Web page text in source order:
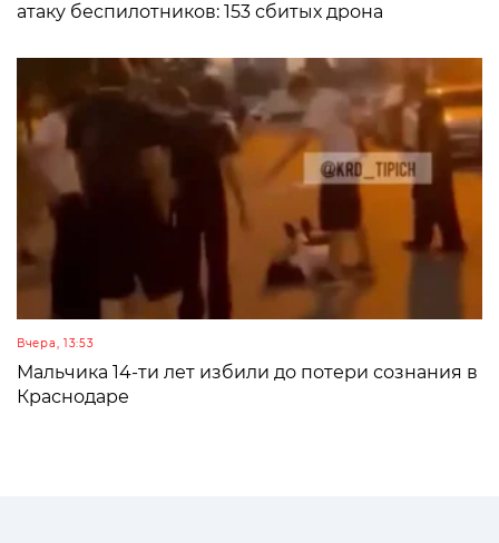
атаку беспилотников: 153 сбитых дрона
Вчера, 13:53
Мальчика 14-ти лет избили до потери сознания в
Краснодаре